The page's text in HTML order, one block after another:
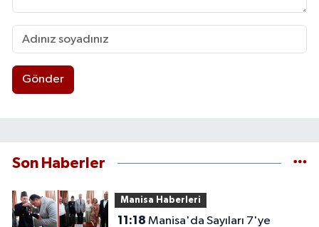
Gönder
Son Haberler
Manisa Haberleri
11:18